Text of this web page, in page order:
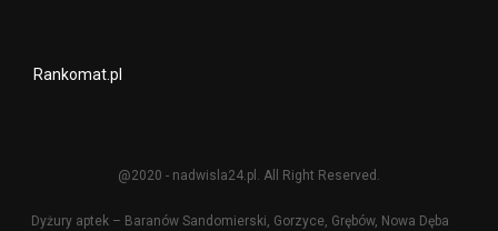
Rankomat.pl
@2020 - nadwisla24.pl. All Right Reserved.
Dyżury aptek – Baranów Sandomierski, Gorzyce, Grębów, Nowa Dęba